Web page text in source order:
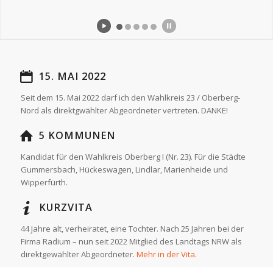
15. MAI 2022
Seit dem 15. Mai 2022 darf ich den Wahlkreis 23 / Oberberg-
Nord als direktgwählter Abgeordneter vertreten. DANKE!
5 KOMMUNEN
Kandidat für den Wahlkreis Oberberg I (Nr. 23). Für die Städte
Gummersbach, Hückeswagen, Lindlar, Marienheide und
Wipperfürth.
KURZVITA
44 Jahre alt, verheiratet, eine Tochter. Nach 25 Jahren bei der
Firma Radium – nun seit 2022 Mitglied des Landtags NRW als
direktgewählter Abgeordneter. Mehr in der Vita.